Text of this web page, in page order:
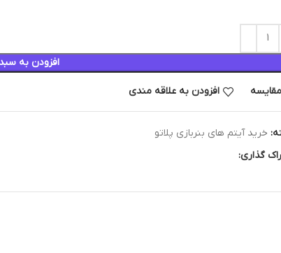
افزودن به
مقایسه افزودن به علاقه مندی
خرید آیتم های بنربازی پلاتو
گذاری: